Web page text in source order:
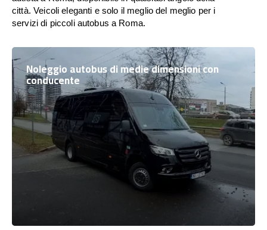
città. Veicoli eleganti e solo il meglio del meglio per i
servizi di piccoli autobus a Roma.
Noleggio autobus di medie dimensioni con
conducente